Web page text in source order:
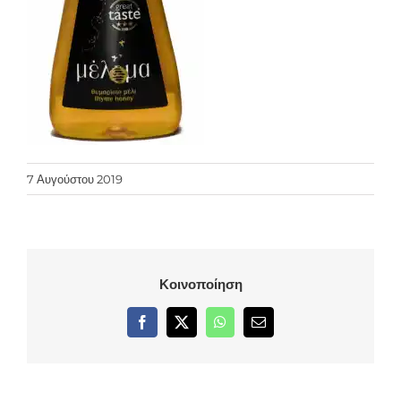
7 Αυγούστου 2019
Κοινοποίηση
Facebook
X WhatsApp
Email